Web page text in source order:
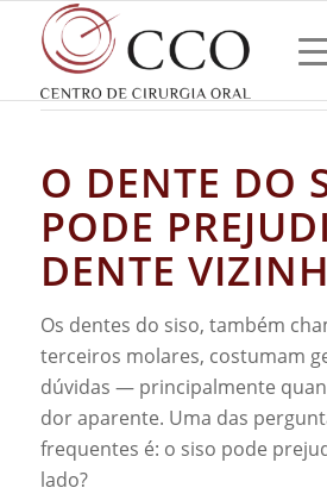
O DENTE DO
PODE
DENTE
Os dentes do siso, também
terceiros molares, costumam
dúvidas — principalmente
dor aparente. Uma das
frequentes é: o siso pode
lado?